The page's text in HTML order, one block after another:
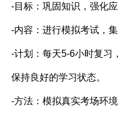
-目标：巩固知识，强化应
-内容：进行模拟考试，
-计划：每天5-6小时复习
保持良好的学习状态。
-方法：模拟真实考场环